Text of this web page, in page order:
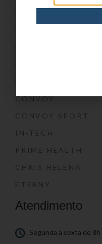
CONVOY
CONVOY SPORT
IN-TECH
PRIME HEALTH
CHRIS HELENA
ETERNY
Atendimento
Segunda a sexta de